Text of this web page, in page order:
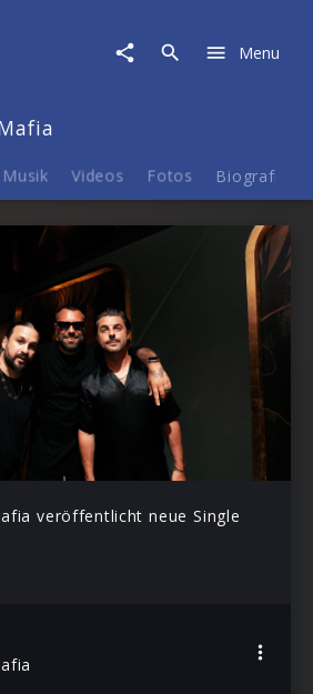
Menu
Musik Videos Fotos Biografie
veröffentlicht neue Single